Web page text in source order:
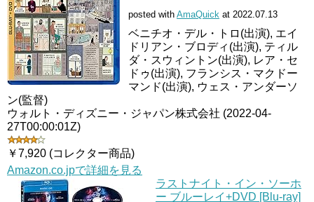
posted with AmaQuick at 2022.07.13
ベニチオ・デル・トロ(出演), エイ
ドリアン・ブロディ(出演), ティル
ダ・スウィントン(出演), レア・セ
ドゥ(出演), フランシス・マクドー
マンド(出演), ウェス・アンダーソ
ン(監督)
ウォルト・ディズニー・ジャパン株式会社 (2022-04-
27T00:00:01Z)
￥7,920 (コレクター商品)
Amazon.co.jpで詳細を見る
ラストナイト・イン・ソーホ
ー ブルーレイ+DVD [Blu-ray]